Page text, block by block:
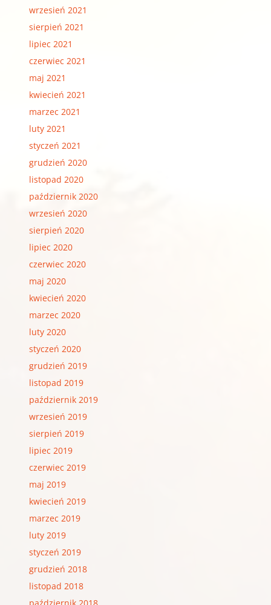
wrzesień 2021
sierpień 2021
lipiec 2021
czerwiec 2021
maj 2021
kwiecień 2021
marzec 2021
luty 2021
styczeń 2021
grudzień 2020
listopad 2020
październik 2020
wrzesień 2020
sierpień 2020
lipiec 2020
czerwiec 2020
maj 2020
kwiecień 2020
marzec 2020
luty 2020
styczeń 2020
grudzień 2019
listopad 2019
październik 2019
wrzesień 2019
sierpień 2019
lipiec 2019
czerwiec 2019
maj 2019
kwiecień 2019
marzec 2019
luty 2019
styczeń 2019
grudzień 2018
listopad 2018